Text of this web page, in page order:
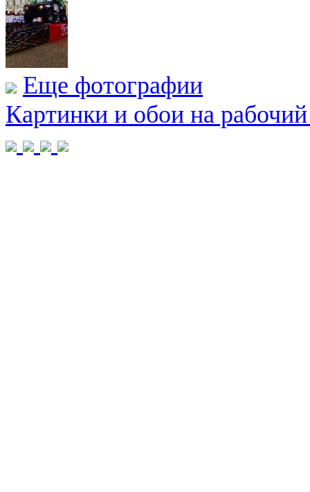
Еще фотографии
Картинки и обои на